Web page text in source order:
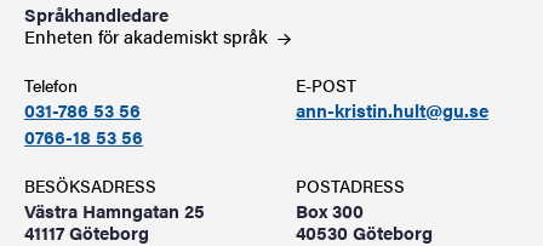
Språkhandledare
Enheten för akademisktspråk
Telefon
031-786 53 56
0766-18 53 56
E-POST
ann-kristin.hult@gu.se
BESÖKSADRESS
Västra Hamngatan 25
41117 Göteborg
POSTADRESS
Box 300
40530 Göteborg